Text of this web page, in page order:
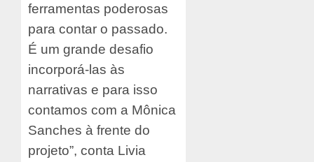
ferramentas poderosas
para contar o passado.
É um grande desafio
incorporá-las às
narrativas e para isso
contamos com a Mônica
Sanches à frente do
projeto”, conta Livia